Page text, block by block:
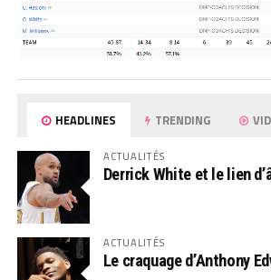
HEADLINES TRENDING
ACTUALITÉS
Derrick White et le lien
ACTUALITÉS
Le craquage d’Anthony